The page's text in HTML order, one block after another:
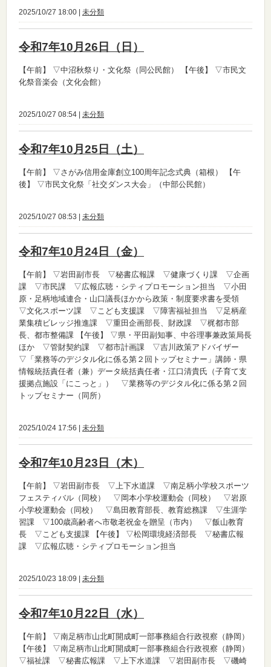
2025/10/27 18:00 | 未分類
令和7年10月26日（日）
【午前】 ▽中沼秋祭り・文化祭（同公民館） 【午後】
▽市民文
化祭音楽会（文化会館）
2025/10/27 08:54 | 未分類
令和7年10月25日（土）
【午前】 ▽さがみ信用金庫創立100周年記念式典（箱根）
【午
後】
▽市民文化祭「社交ダンス大会」（中部公民館）
2025/10/27 08:53 | 未分類
令和7年10月24日（金）
【午前】
▽岩田副市長 ▽秘書広報課 ▽健康づくり課 ▽企画
課 ▽市民課 ▽広報広聴・シティプロモーション担当 ▽小田
原・足柄地域連合・山口議長ほかから政策・制度要求書を受領
▽文化スポーツ課 ▽こども支援課 ▽障害福祉担当 ▽足柄産
業集積ビレッジ推進課 ▽重田企画部長、財政課 ▽梶都市部
長、都市整備課 【午後】
▽県・平田副知事、中谷理事兼政策局長
ほか ▽管財契約課 ▽都市計画課 ▽吉川政策アドバイザー
▽「業務等のデジタル化に係る第２回トップセミナー」講師・県
情報統括責任者（兼）データ統括責任者・江口清貴氏（子育て支
援拠点施設「にこっと」） ▽業務等のデジタル化に係る第２回
トップセミナー（同所）
2025/10/24 17:56 | 未分類
令和7年10月23日（木）
【午前】
▽岩田副市長 ▽上下水道課 ▽南足柄小学校スポーツ
フェスティバル（同校） ▽岡本小学校運動会（同校） ▽岩原
小学校運動会（同校） ▽島田教育部長、教育総務課 ▽生涯学
習課 ▽100歳高齢者へ市敬老祝金を贈呈（市内） ▽飯山教育
長 ▽こども支援課 【午後】
▽松岡環境経済部長 ▽秘書広報
課 ▽広報広聴・シティプロモーション担当
2025/10/23 18:09 | 未分類
令和7年10月22日（水）
【午前】
▽南足柄市山北町開成町一部事務組合行政視察（静岡）
【午後】
▽南足柄市山北町開成町一部事務組合行政視察（静岡）
▽福祉課 ▽秘書広報課 ▽上下水道課 ▽岩田副市長 ▽磯崎